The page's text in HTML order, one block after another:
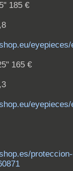
185 €
165 €